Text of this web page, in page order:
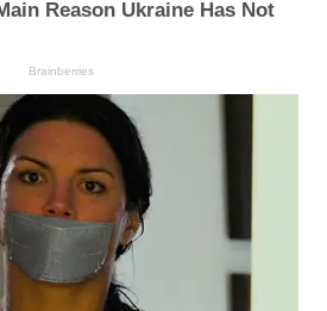
Reason Ukraine Has Not
Brainberries